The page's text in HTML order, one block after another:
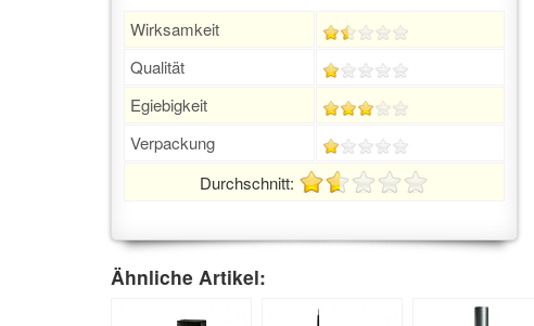
Wirksamkeit
Qualität
Egiebigkeit
Verpackung
Durchschnitt:
Ähnliche Artikel: